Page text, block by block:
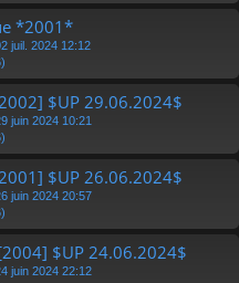
*2001*
juil. 2024 12:12
$UP 29.06.2024$
juin 2024 10:21
$UP 26.06.2024$
juin 2024 20:57
$UP 24.06.2024$
juin 2024 22:12